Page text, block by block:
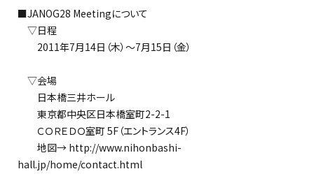
■JANOG28 Meetingについて
▽日程
2011年7月14日（木）～7月15日（金）
▽会場
日本橋三井ホール
東京都中央区日本橋室町2-2-1
ＣＯＲＥＤＯ室町 5F（エントランス4F）
地図→ http://www.nihonbashi-
hall.jp/home/contact.html